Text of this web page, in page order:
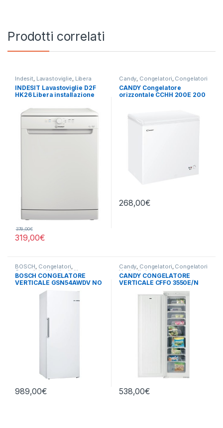
Prodotti correlati
Indesit, Lavastoviglie, Libera
Installazione
INDESIT Lavastoviglie D2F
HK26 Libera installazione
319,00€
378,00€
Candy, Congelatori, Congelatori
Orizzontali
CANDY Congelatore
orizzontale CCHH 200E 200
268,00€
BOSCH, Congelatori,
Congelatori Verticali, libera
installazione
BOSCH CONGELATORE
VERTICALE GSN54AWDV NO
989,00€
Candy, Congelatori, Congelatori
Verticali,da incasso
CANDY CONGELATORE
VERTICALE CFFO 3550E/N
538,00€